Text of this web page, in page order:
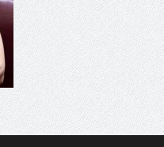
ΔΡΑΣΕΙΣ ΓΙΑ ΠΑΙΔΙΑ